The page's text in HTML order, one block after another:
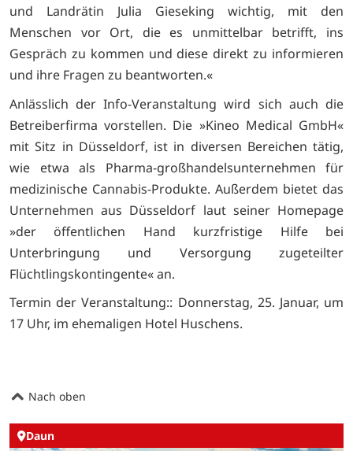
und Landrätin Julia Gieseking wichtig, mit den
Menschen vor Ort, die es unmittelbar betrifft, ins
Gespräch zu kommen und diese direkt zu informieren
und ihre Fragen zu beantworten.«
Anlässlich der Info-Veranstaltung wird sich auch die
Betreiberfirma vorstellen. Die »Kineo Medical GmbH«
mit Sitz in Düsseldorf, ist in diversen Bereichen tätig,
wie etwa als Pharma-großhandelsunternehmen für
medizinische Cannabis-Produkte. Außerdem bietet das
Unternehmen aus Düsseldorf laut seiner Homepage
»der öffentlichen Hand kurzfristige Hilfe bei
Unterbringung und Versorgung zugeteilter
Flüchtlingskontingente« an.
Termin der Veranstaltung:: Donnerstag, 25. Januar, um
17 Uhr, im ehemaligen Hotel Huschens.
Nach oben
Daun